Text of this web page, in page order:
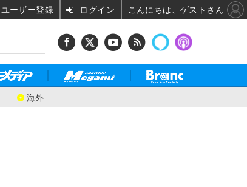
海外
ユーザー登録 ログイン こんにちは、ゲストさん